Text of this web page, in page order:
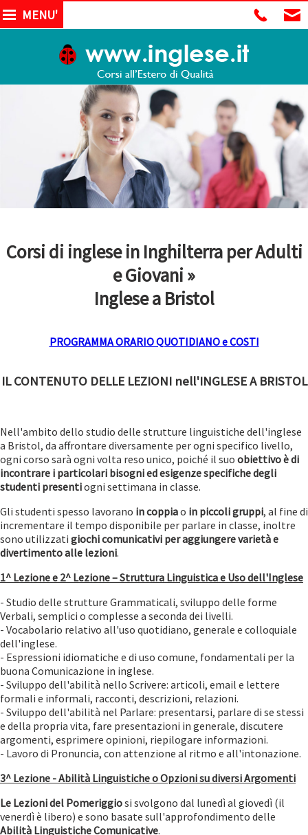
MENU'
Corsi di inglese in Inghilterra per Adulti
e Giovani »
Inglese a Bristol
PROGRAMMA ORARIO QUOTIDIANO e COSTI
IL CONTENUTO DELLE LEZIONI nell'INGLESE A BRISTOL
Nell'ambito dello studio delle strutture linguistiche dell'inglese
a Bristol, da affrontare diversamente per ogni specifico livello,
ogni corso sarà ogni volta reso unico, poiché il suo obiettivo è di
incontrare i particolari bisogni ed esigenze specifiche degli
studenti presentiogni settimana in classe.
Gli studenti spesso lavorano in coppiao in piccoli gruppi, al fine di
incrementare il tempo disponibile per parlare in classe, inoltre
sono utilizzati giochi comunicativi per aggiungere varietà e
divertimento alle lezioni.
1^ Lezione e 2^ Lezione – Struttura Linguistica e Uso dell'Inglese
- Studio delle strutture Grammaticali, sviluppo delle forme
Verbali, semplici o complesse a seconda dei livelli.
- Vocabolario relativo all'uso quotidiano, generale e colloquiale
dell'inglese.
- Espressioni idiomatiche e di uso comune, fondamentali per la
buona Comunicazione in inglese.
- Sviluppo dell'abilità nello Scrivere: articoli, email e lettere
formali e informali, racconti, descrizioni, relazioni.
- Sviluppo dell'abilità nel Parlare: presentarsi, parlare di se stessi
e della propria vita, fare presentazioni in generale, discutere
argomenti, esprimere opinioni, riepilogare informazioni.
- Lavoro di Pronuncia, con attenzione al ritmo e all'intonazione.
3^ Lezione - Abilità Linguistiche o Opzionisu diversi Argomenti
Le Lezioni del Pomeriggiosi svolgono dal lunedì al giovedì (il
venerdì è libero) e sono basate sull'approfondimento delle
Abilità Linguistiche Comunicative.